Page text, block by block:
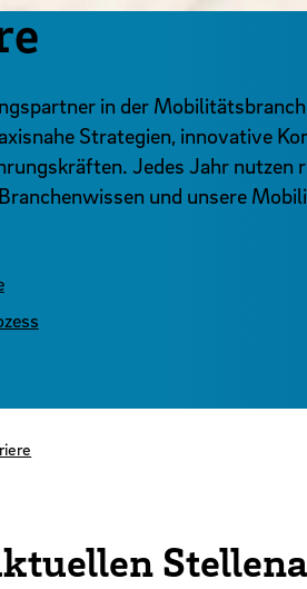
in der
Strategien, innovative
Jedes Jahr nutzen
und unsere